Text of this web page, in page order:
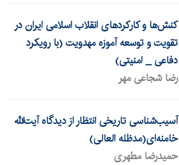
کنش‌ها و کارکردهای انقلاب اسلامی ایران در
تقویت و توسعه آموزه مهدویت (با رویکرد
دفاعی _ امنیتی)
رضا شجاعی مهر
آسیب‌شناسی تاریخی انتظار از دیدگاه آیت‌الله
خامنه‌ای(مدظله العالی)
حمیدرضا مطهری